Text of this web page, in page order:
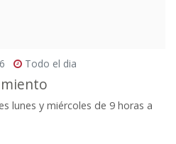
Todo el dia
lunes y miércoles de 9 horas a